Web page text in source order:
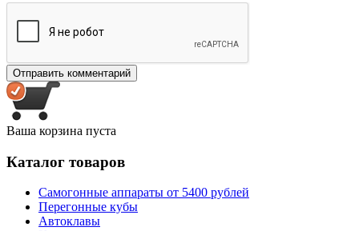
Ваша корзина пуста
Каталог товаров
Самогонные аппараты от 5400 рублей
Перегонные кубы
Автоклавы